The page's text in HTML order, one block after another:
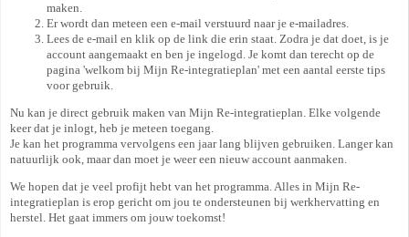
maken.
Er wordt dan meteen een e-mail verstuurd naar je e-mailadres.
Lees de e-mail en klik op de link die erin staat. Zodra je dat doet, is je
account aangemaakt en ben je ingelogd. Je komt dan terecht op de
pagina 'welkom bij Mijn Re-integratieplan' met een aantal eerste tips
voor gebruik.
Nu kan je direct gebruik maken van Mijn Re-integratieplan. Elke volgende
keer dat je inlogt, heb je meteen toegang.
Je kan het programma vervolgens een jaar lang blijven gebruiken. Langer kan
natuurlijk ook, maar dan moet je weer een nieuw account aanmaken.
We hopen dat je veel profijt hebt van het programma. Alles in Mijn Re-
integratieplan is erop gericht om jou te ondersteunen bij werkhervatting en
herstel. Het gaat immers om jouw toekomst!